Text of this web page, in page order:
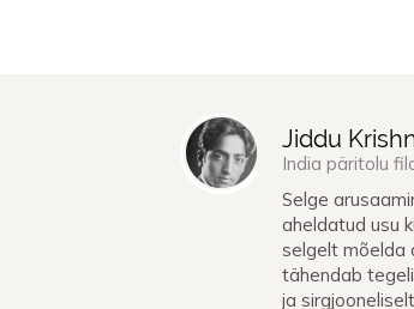
Jiddu
India päritolu
Selge
aheldatud usu
selgelt mõelda
tähendab
ja